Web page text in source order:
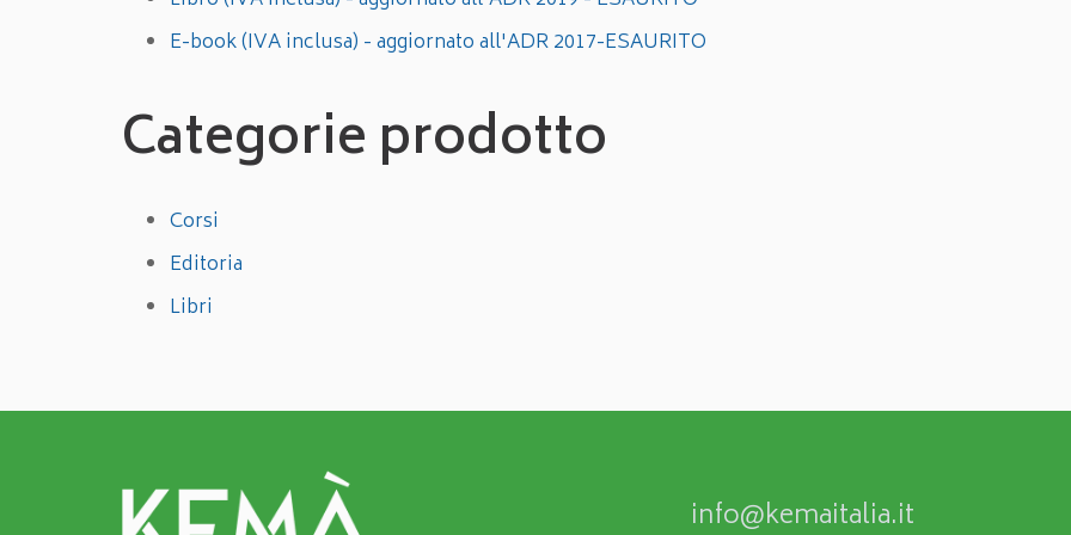
E-book (IVA inclusa) - aggiornato all'ADR 2017-ESAURITO
Categorie prodotto
Corsi
Editoria
Libri
info@kemaitalia.it